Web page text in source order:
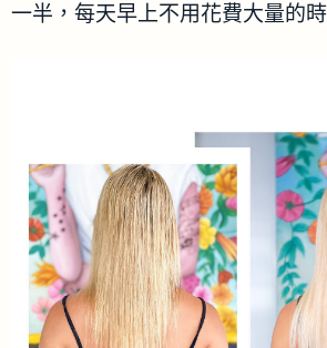
一半，每天早上不用花費大量的